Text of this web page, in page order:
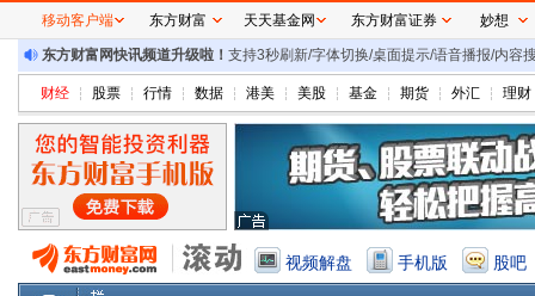
东方财富网快讯频道升级啦！ 支持3秒刷新/字体切换/桌面提示/语音播报/内容
财经 股票 行情 数据 港美 美股 基金 期货 外汇 理财
视频解盘 手机版 股吧
移动客户端 东方财富 天天基金网 东方财富证券 妙想